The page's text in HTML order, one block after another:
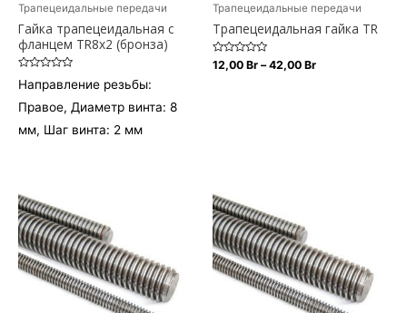
Трапецеидальные передачи
Гайка трапецеидальная c
фланцем TR8x2 (бронза)
Оценка
0
5
Направление резьбы:
Правое, Диаметр винта: 8
мм, Шаг винта: 2 мм
Трапецеидальные передачи
Трапецеидальная гайка TR
Оценка
0
12,00 Br – 42,00 BrДиапазон
Опции
можно
выбрать
на
странице